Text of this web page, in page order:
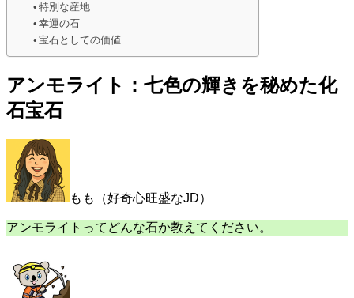
特別な産地
幸運の石
宝石としての価値
アンモライト：七色の輝きを秘めた化
石宝石
もも（好奇心旺盛なJD）
アンモライトってどんな石か教えてください。